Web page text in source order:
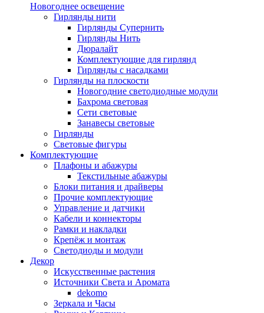
Новогоднее освещение
Гирлянды нити
Гирлянды Супернить
Гирлянды Нить
Дюралайт
Комплектующие для гирлянд
Гирлянды с насадками
Гирлянды на плоскости
Новогодние светодиодные модули
Бахрома световая
Сети световые
Занавесы световые
Гирлянды
Световые фигуры
Комплектующие
Плафоны и абажуры
Текстильные абажуры
Блоки питания и драйверы
Прочие комплектующие
Управление и датчики
Кабели и коннекторы
Рамки и накладки
Крепёж и монтаж
Светодиоды и модули
Декор
Искусственные растения
Источники Света и Аромата
dekomo
Зеркала и Часы